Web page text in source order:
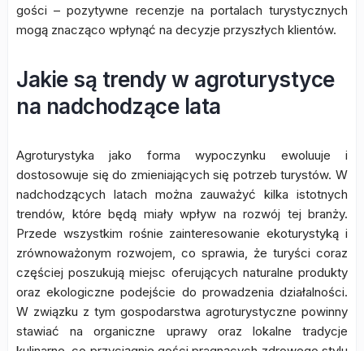
gości – pozytywne recenzje na portalach turystycznych
mogą znacząco wpłynąć na decyzje przyszłych klientów.
Jakie są trendy w agroturystyce
na nadchodzące lata
Agroturystyka jako forma wypoczynku ewoluuje i
dostosowuje się do zmieniających się potrzeb turystów. W
nadchodzących latach można zauważyć kilka istotnych
trendów, które będą miały wpływ na rozwój tej branży.
Przede wszystkim rośnie zainteresowanie ekoturystyką i
zrównoważonym rozwojem, co sprawia, że turyści coraz
częściej poszukują miejsc oferujących naturalne produkty
oraz ekologiczne podejście do prowadzenia działalności.
W związku z tym gospodarstwa agroturystyczne powinny
stawiać na organiczne uprawy oraz lokalne tradycje